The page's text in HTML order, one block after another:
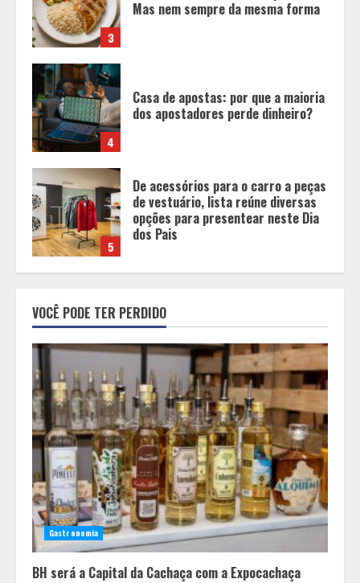
3
Mas nem sempre da mesma forma
4
Casa de apostas: por que a maioria
dos apostadores perde dinheiro?
5
De acessórios para o carro a peças
de vestuário, lista reúne diversas
opções para presentear neste Dia
dos Pais
1
BH será a Capital da Cachaça com a
Expocachaça
2
Em ato pelo fim do feminicídio,
Cristo Redentor se iluminou na cor
laranja
A ordem dos alimentos importa.
Mas nem sempre da mesma forma
VOCÊ PODE TER PERDIDO
Gastronomia
BH será a Capital da Cachaça com a Expocachaça